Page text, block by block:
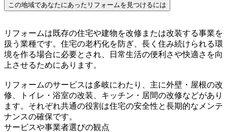
この地域であなたにあったリフォームを見つけるには
リフォームは既存の住宅や建物を改修または改装する事業を
扱う業種です。住宅の老朽化を防ぎ、長く住み続けられる環
境を作る場合に必要とされ、日常生活の便利さや快適さを向
上させるためにあります。
リフォームのサービスは多岐にわたり、主に外壁・屋根の改
修、トイレ・浴室の改装、キッチン・居間の改修などがあり
ます。それぞれ共通の役割は住宅の安全性と長期的なメンテ
ナンスの確保です。
サービスや事業者選びの観点